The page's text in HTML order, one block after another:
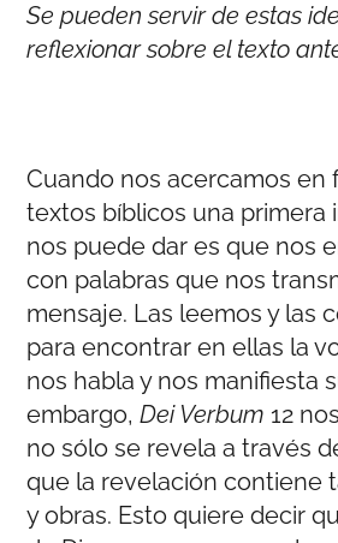
Se pueden servir de estas
reflexionar sobre el texto
Cuando nos acercamos en
textos bíblicos una primera
nos puede dar es que nos
con palabras que nos
mensaje. Las leemos y las
para encontrar en ellas la
nos habla y nos manifiesta
embargo,Dei Verbum 12
no sólo se revela a través
que la revelación contiene
y obras. Esto quiere decir